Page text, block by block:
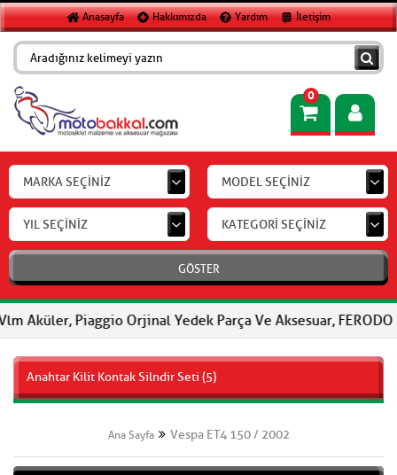
Anasayfa Hakkımızda Yardım İletişim
0
MARKA SEÇİNİZ MODEL SEÇİNİZ
YIL SEÇİNİZ KATEGORİ SEÇİNİZ
GÖSTER
Orjinal Yedek Parça Ve Aksesuar, FERODO Fren
Anahtar Kilit Kontak Silndir Seti (5)
Ana Sayfa Vespa ET4 150 / 2002